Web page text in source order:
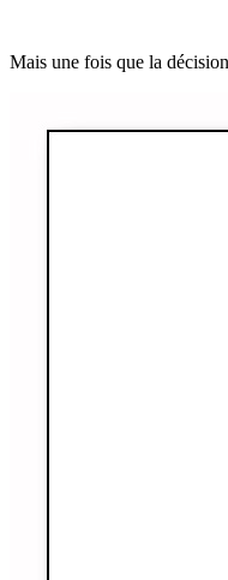
Mais une fois que la